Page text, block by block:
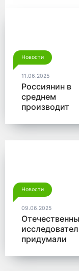
Новости
11.06.2025
Россиянин в
среднем
производит
мусора в год
Новости
09.06.2025
придумали
для